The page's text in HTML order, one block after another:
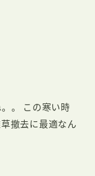
。 この寒い時
撤去に最適なん